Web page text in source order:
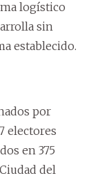
logístico
sin
establecido.
por
electores
en 375
del